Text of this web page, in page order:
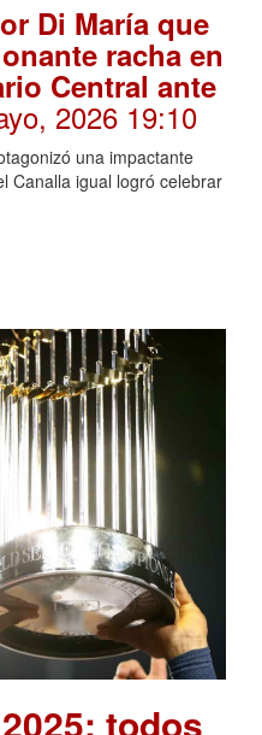
Di María que
racha en
Central ante
2026 19:10
una impactante
Canalla igual logró celebrar
todos